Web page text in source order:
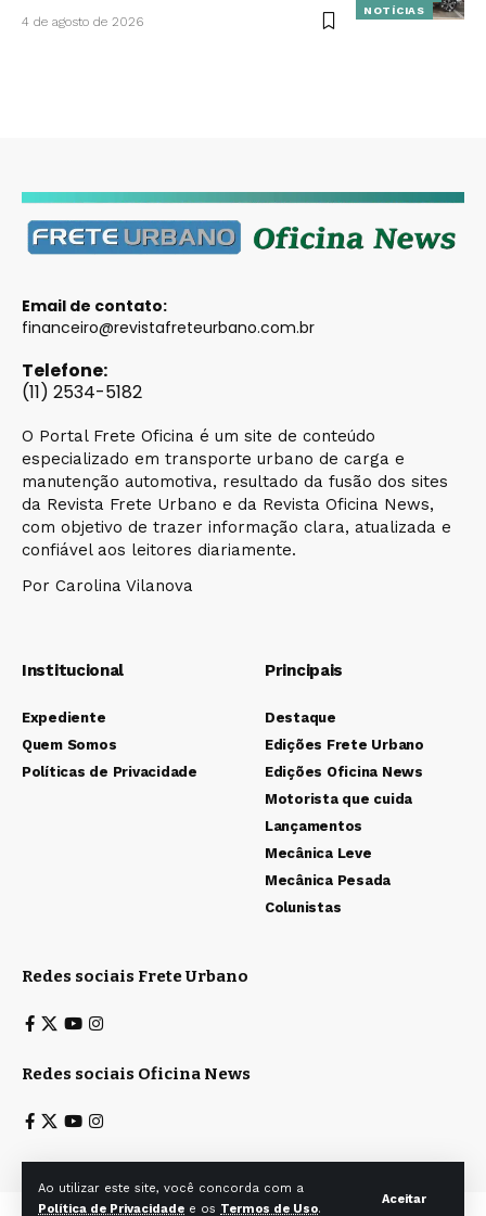
Ao utilizar este site, você concorda com a
Política de Privacidade e os Termos de Uso.
Aceitar
NOTÍCIAS
4 de agosto de 2026
Email de contato:
financeiro@revistafreteurbano.com.br
Telefone:
(11) 2534-5182
O Portal Frete Oficina é um site de conteúdo
especializado em transporte urbano de carga e
manutenção automotiva, resultado da fusão dos sites
da Revista Frete Urbano e da Revista Oficina News,
com objetivo de trazer informação clara, atualizada e
confiável aos leitores diariamente.
Por Carolina Vilanova
Institucional
Expediente
Quem Somos
Políticas de Privacidade
Principais
Destaque
Edições Frete Urbano
Edições Oficina News
Motorista que cuida
Lançamentos
Mecânica Leve
Mecânica Pesada
Colunistas
Redes sociais Frete Urbano
Redes sociais Oficina News